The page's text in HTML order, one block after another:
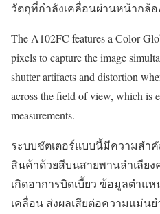
วัตถุที่กำลังเคลื่อนผ่านหน้ากล้อ
The A102FC features a Color
pixels to capture the image
shutter artifacts and distortion
across the field of view, which is
measurements.
ระบบชัตเตอร์แบบนี้มีความสำ
สินค้าด้วยสีบนสายพานลำเลียง
เกิดอาการบิดเบี้ยว ข้อมูลตำแ
เคลื่อน ส่งผลเสียต่อความแม่น